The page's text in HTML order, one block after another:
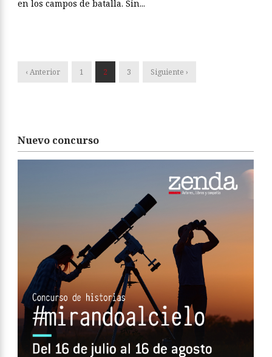
en los campos de batalla. Sin...
‹ Anterior 1 2 3 Siguiente ›
Nuevo concurso